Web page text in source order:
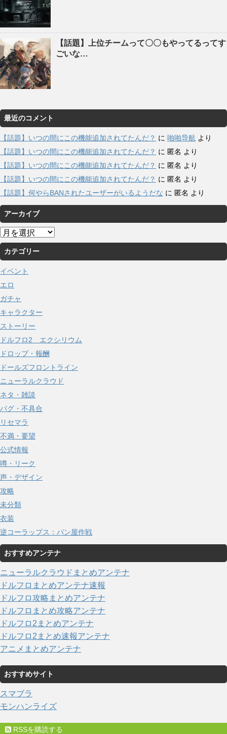
【話題】上位チームって〇〇もやってるってす
ごいな…
最近のコメント
【話題】いつの間にこの機能追加されてたんだ？ に 啪啪导航 より
【話題】いつの間にこの機能追加されてたんだ？ に 匿名 より
【話題】いつの間にこの機能追加されてたんだ？ に 匿名 より
【話題】いつの間にこの機能追加されてたんだ？ に 匿名 より
【話題】何やらBANされたユーザーがいるようだな に 匿名 より
アーカイブ
ア
ー
カ
イ
ブ
カテゴリー
イベント
エロ
ガチャ
キャラクター
ストーリー
ドルフロ2 エクシリウム
ドロップ・報酬
ドールズフロントライン
ニューラルクラウド
ネタ・雑談
バグ・不具合
リセマラ
不満・要望
公式情報
噂・リーク
声・デザイン
攻略
未分類
衣装
逆コーラップス：パン屋作戦
おすすめアンテナ
ニューラルクラウドまとめアンテナ
ドルフロまとめアンテナ速報
ドルフロ攻略まとめアンテナ
ドルフロまとめ攻略アンテナ
ドルフロ2まとめアンテナ
ドルフロ2まとめ速報アンテナ
アニメまとめアンテナ
おすすめサイト
スマブラ
モンハンライズ
RSSを購読する